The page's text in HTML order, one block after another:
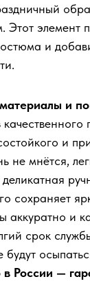
элемент
и
и
и
не мнётся,
сохраняет
и
срок
будут
России —